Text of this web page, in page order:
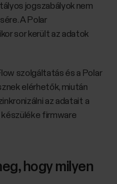
jogszabályok nem
A Polar
sor került az adatok
szolgáltatás és a Polar
elérhetők, miután
az adatait a
firmware
hogy milyen